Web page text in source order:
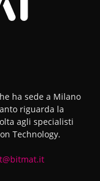
ha sede a Milano
riguarda la
agli specialisti
Technology.